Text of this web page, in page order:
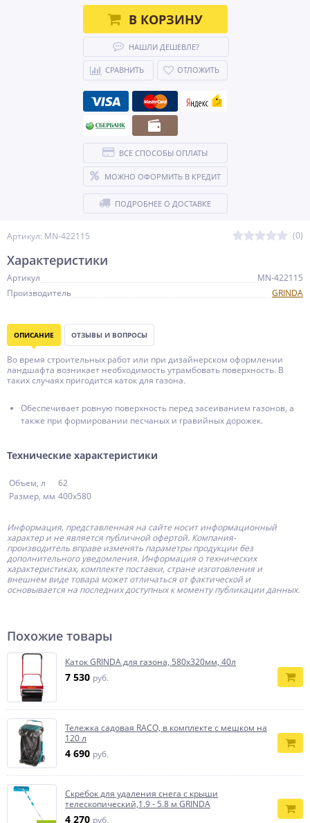
Артикул: MN-422115 (0)
В КОРЗИНУ
НАШЛИ ДЕШЕВЛЕ?
СРАВНИТЬ ОТЛОЖИТЬ
ВСЕ СПОСОБЫ ОПЛАТЫ
МОЖНО ОФОРМИТЬ В КРЕДИТ
ПОДРОБНЕЕ О ДОСТАВКЕ
Характеристики
Артикул
MN-422115
Производитель
GRINDA
ОПИСАНИЕ ОТЗЫВЫ И ВОПРОСЫ
Во время строительных работ или при дизайнерском оформлении
ландшафта возникает необходимость утрамбовать поверхность. В
таких случаях пригодится каток для газона.
Обеспечивает ровную поверхность перед засеиванием газонов, а
также при формировании песчаных и гравийных дорожек.
Технические характеристики
Объем, л
62
Размер, мм 400х580
Информация, представленная на сайте носит информационный
характер и не является публичной офертой. Компания-
производитель вправе изменять параметры продукции без
дополнительного уведомления. Информация о технических
характеристиках, комплекте поставки, стране изготовления и
внешнем виде товара может отличаться от фактической и
основывается на последних доступных к моменту публикации данных.
Похожие товары
Каток GRINDA для газона, 580х320мм, 40л
7 530 руб.
Тележка садовая RACO, в комплекте с мешком на
120 л
4 690 руб.
Скребок для удаления снега с крыши
телескопический,1.9 - 5.8 м GRINDA
4 270 руб.